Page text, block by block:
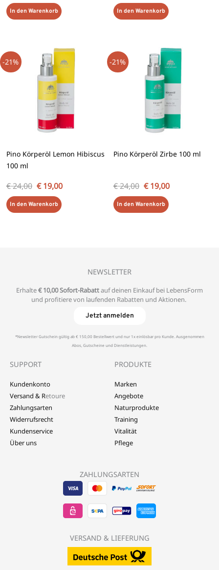
In den Warenkorb In den Warenkorb
-21%
Pino Körperöl Lemon Hibiscus
100 ml
€24,00
Preis
war:
€ 24,00
€19,00
Preis
ist:
€ 19,00.
In den Warenkorb
-21%
Pino Körperöl Zirbe 100 ml
€24,00
Preis
war:
€ 24,00
€19,00
Preis
ist:
€ 19,00.
In den Warenkorb
ZAHLUNGSARTEN
Visa
-
LebensForm24
Mastercard
-
Sofort
-
EPS
-
LebensForm24
Sepa
Banktransfer
-
VERSAND & LIEFERUNG
PRODUKTE
Marken
Angebote
Naturprodukte
Training
Vitalität
Pflege
SUPPORT
Kundenkonto
Versand & Retoure
Zahlungsarten
Widerrufsrecht
Kundenservice
Über uns
NEWSLETTER
Erhalte€ 10,00 Sofort-Rabattauf deinen Einkauf bei LebensForm
und profitiere von laufenden Rabatten und Aktionen.
Jetzt anmelden
*Newsletter Gutschein gültig ab € 150,00 Bestellwert und nur 1x einlösbar pro Kunde. Ausgenommen
Abos, Gutscheine und Dienstleistungen.